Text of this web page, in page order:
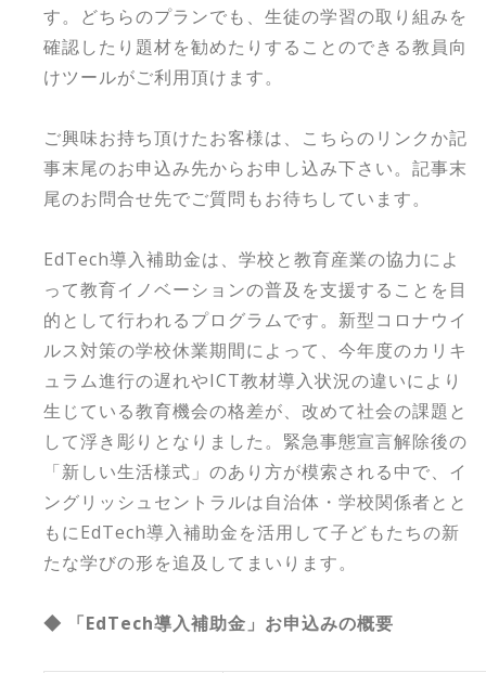
す。どちらのプランでも、生徒の学習の取り組みを
確認したり題材を勧めたりすることのできる教員向
けツールがご利用頂けます。
ご興味お持ち頂けたお客様は、こちらのリンクか記
事末尾のお申込み先からお申し込み下さい。記事末
尾のお問合せ先でご質問もお待ちしています。
EdTech導入補助金は、学校と教育産業の協力によ
って教育イノベーションの普及を支援することを目
的として行われるプログラムです。新型コロナウイ
ルス対策の学校休業期間によって、今年度のカリキ
ュラム進行の遅れやICT教材導入状況の違いにより
生じている教育機会の格差が、改めて社会の課題と
して浮き彫りとなりました。緊急事態宣言解除後の
「新しい生活様式」のあり方が模索される中で、イ
ングリッシュセントラルは自治体・学校関係者とと
もにEdTech導入補助金を活用して子どもたちの新
たな学びの形を追及してまいります。
◆ 「EdTech導入補助金」お申込みの概要